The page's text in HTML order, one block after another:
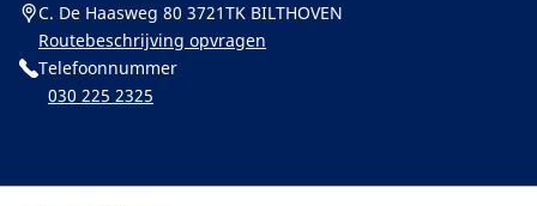
C. De Haasweg 80 3721TK BILTHOVEN
Routebeschrijving opvragen
Telefoonnummer
030 225 2325